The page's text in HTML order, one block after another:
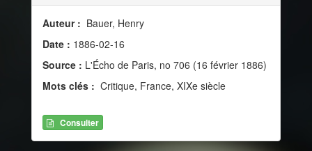
Auteur : Bauer, Henry
Date : 1886-02-16
Source : L'Écho de Paris, no 706 (16 février 1886)
Mots clés : Critique, France, XIXe siècle
Consulter